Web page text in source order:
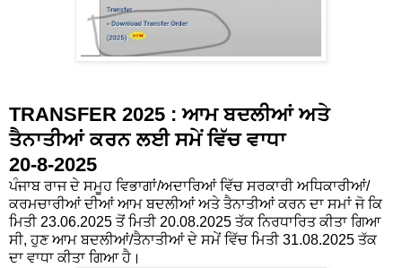
TRANSFER 2025 : ਆਮ ਬਦਲੀਆਂ ਅਤੇ
ਤੈਨਾਤੀਆਂ ਕਰਨ ਲਈ ਸਮੇਂ ਵਿੱਚ ਵਾਧਾ
20-8-2025
ਪੰਜਾਬ ਰਾਜ ਦੇ ਸਮੂਹ ਵਿਭਾਗਾਂ/ਅਦਾਰਿਆਂ ਵਿੱਚ ਸਰਕਾਰੀ ਅਧਿਕਾਰੀਆਂ/
ਕਰਮਚਾਰੀਆਂ ਦੀਆਂ ਆਮ ਬਦਲੀਆਂ ਅਤੇ ਤੈਨਾਤੀਆਂ ਕਰਨ ਦਾ ਸਮਾਂ ਜੋ ਕਿ
ਮਿਤੀ 23.06.2025 ਤੋਂ ਮਿਤੀ 20.08.2025 ਤੱਕ ਨਿਰਧਾਰਿਤ ਕੀਤਾ ਗਿਆ
ਸੀ, ਹੁਣ ਆਮ ਬਦਲੀਆਂ/ਤੈਨਾਤੀਆਂ ਦੇ ਸਮੇਂ ਵਿੱਚ ਮਿਤੀ 31.08.2025 ਤੱਕ
ਦਾ ਵਾਧਾ ਕੀਤਾ ਗਿਆ ਹੈ।